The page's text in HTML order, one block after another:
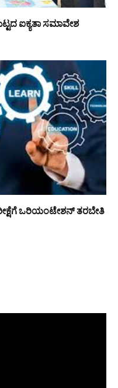
ಐಕ್ಯತಾ ಸಮಾವೇಶ
ಒರಿಯಂಟೇಶನ್ ತರಬೇತಿ